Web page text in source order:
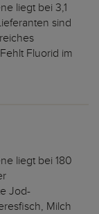
liegt bei 3,1
sind
Fluorid im
liegt bei 180
Jod-
Milch